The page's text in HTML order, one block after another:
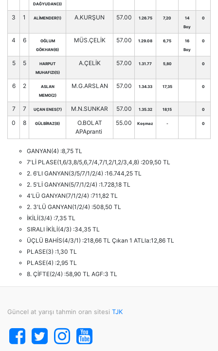
DAĞYUDAN(3)
3 1 ALİMENDER(1) A.KURŞUN 57.00 1.26.75 7,20
14
Boy
0
4 6
OĞLUM
GÖKHAN(6)
MÜS.ÇELİK 57.00 1.29.08 6,75
16
Boy
0
5 5
HARPUT
MUHAFIZI(5)
A.ÇELİK 57.00 1.31.77 5,80 0
6 2
ASLAN
MEMO(2)
M.G.ARSLAN 57.00 1.34.33 17,35 0
7 7 UÇAN ENES(7) M.N.SUNKAR 57.00 1.35.32 18,15 0
0 8 GÜLBİRAZ(8)
O.BOLAT
APApranti
55.00 Koşmaz - 0
GANYAN(4) :8,75 TL
7'Lİ PLASE(1,6/3,8/5,6,7/4,7/1,2/1,2/3,4,8) :209,50 TL
2. 6'LI GANYAN(3/5/7/1/2/4) :16.744,25 TL
2. 5'Lİ GANYAN(5/7/1/2/4) :1.728,18 TL
4'LÜ GANYAN(7/1/2/4) :711,82 TL
2. 3'LÜ GANYAN(1/2/4) :508,50 TL
İKİLİ(3/4) :7,35 TL
SIRALI İKİLİ(4/3) :34,35 TL
ÜÇLÜ BAHİS(4/3/1) :218,66 TL Çıkan 1 ATLla:12,86 TL
PLASE(3) :1,30 TL
PLASE(4) :2,95 TL
8. ÇİFTE(2/4) :58,90 TL AGF:3 TL
Güncel at yarışı tahmin oran sitesi TJK